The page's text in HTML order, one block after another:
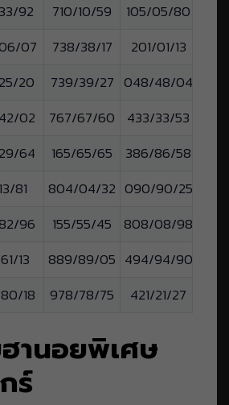
92 710/10/59
105/05/80
07 738/38/17
201/01/13
20 739/39/27 048/48/04
02 767/67/60
433/33/53
64 165/65/65
386/86/58
81 804/04/32 090/90/25
96 155/55/45
808/08/98
13 889/89/05 494/94/90
18 978/78/75 421/21/27
านอยพิเศษ
ร์